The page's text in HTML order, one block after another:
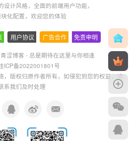
设计风格，全面的前端用户功能，
化配置，欢迎您的体验
用户协议 广告合作 免责申明
青涩博客 - 总是期待在这里与你相逢
ICP备2022001801号
，版权归原作者所有，如侵犯到您的权益，请
系我们及时处理